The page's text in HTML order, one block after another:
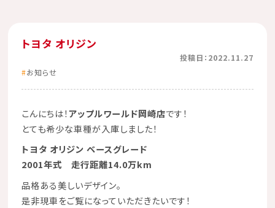
トヨタ オリジン
投稿日：2022.11.27
お知らせ
こんにちは！アップルワールド岡崎店です！
とても希少な車種が入庫しました！
トヨタ オリジン ベースグレード
2001年式 走行距離14.0万km
品格ある美しいデザイン。
是非現車をご覧になっていただきたいです！